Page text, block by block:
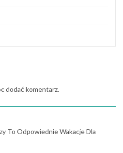
dodać komentarz.
To Odpowiednie Wakacje Dla